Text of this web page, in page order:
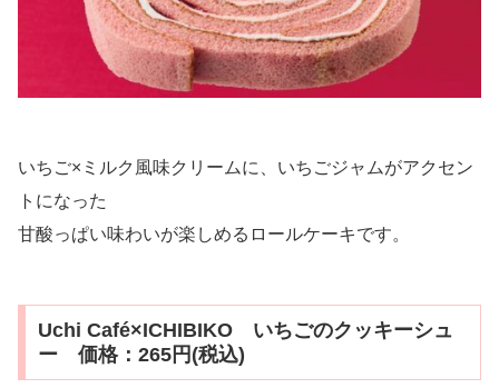
いちご×ミルク風味クリームに、いちごジャムがアクセン
トになった
甘酸っぱい味わいが楽しめるロールケーキです。
Uchi Café×ICHIBIKO いちごのクッキーシュ
ー 価格：265円(税込)